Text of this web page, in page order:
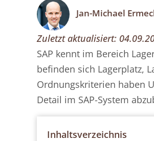
Jan-Michael
Zuletzt aktualisiert:
SAP kennt im Bereich
befinden sich Lagerplatz,
Ordnungskriterien haben
Detail im SAP-System
Inhaltsverzeichnis